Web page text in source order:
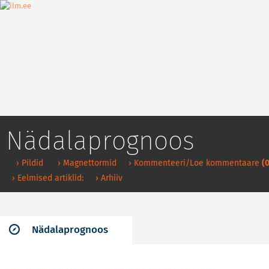
Nädalaprognoos
› Pildid › Magnettormid › Kommenteeri/Loe kommentaare
› Eelmised artiklid:
› Arhiiv
Nädalaprognoos